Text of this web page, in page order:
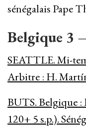
sénégalais Pape
Belgique 3
SEATTLE. Mi-
Arbitre : H.
BUTS. Belgique
120+ 5 s.p.).